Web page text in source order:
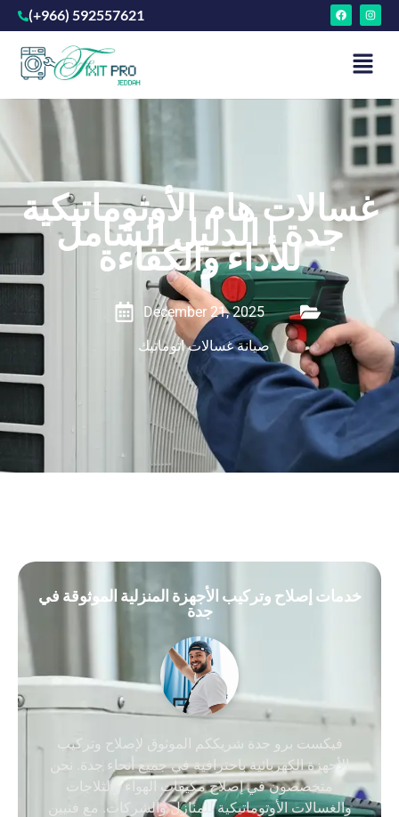
(+966) 592557621
غسالات هام الأوتوماتيكية
جدة | الدليل الشامل
للأداء والكفاءة
December 21, 2025
صيانة غسالات اتوماتيك
خدمات إصلاح وتركيب الأجهزة المنزلية الموثوقة في
جدة
فيكست برو جدة شريككم الموثوق لإصلاح وتركيب
الأجهزة الكهربائية باحترافية في جميع أنحاء جدة. نحن
متخصصون في إصلاح مكيفات الهواء والثلاجات
والغسالات الأوتوماتيكية للمنازل والشركات. مع فنيين